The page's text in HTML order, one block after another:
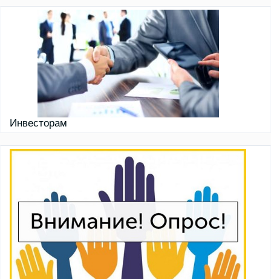
Инвесторам